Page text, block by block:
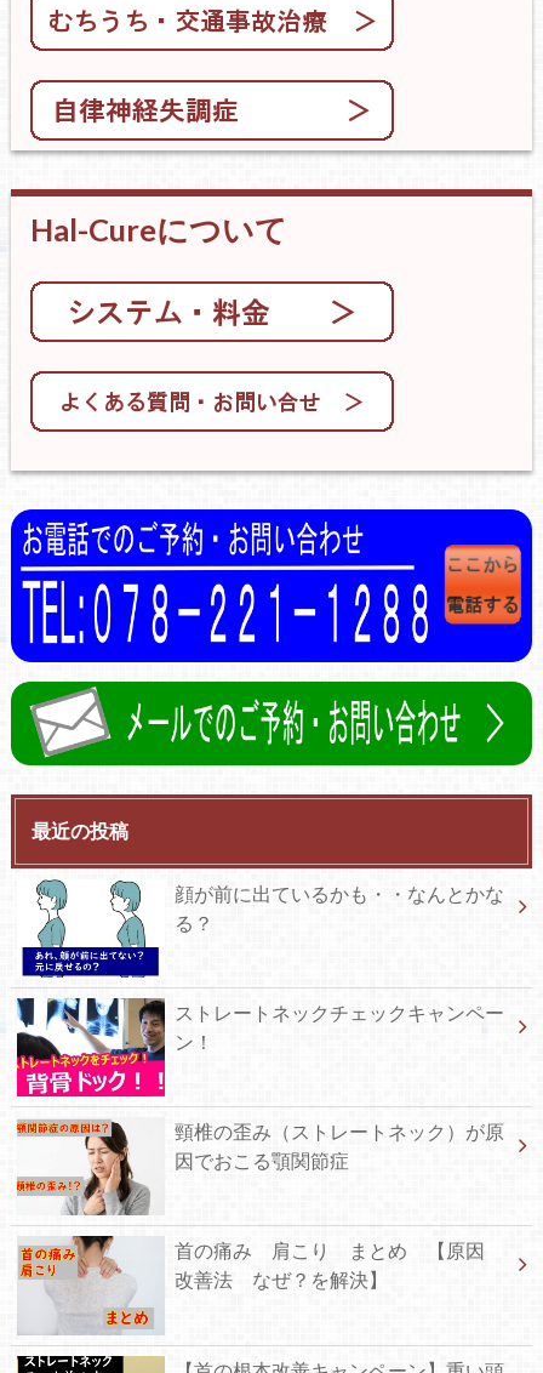
Hal-Cureについて
最近の投稿
顔が前に出ているかも・・なんとかな
る？
ストレートネックチェックキャンペー
ン！
頸椎の歪み（ストレートネック）が原
因でおこる顎関節症
首の痛み 肩こり まとめ 【原因
改善法 なぜ？を解決】